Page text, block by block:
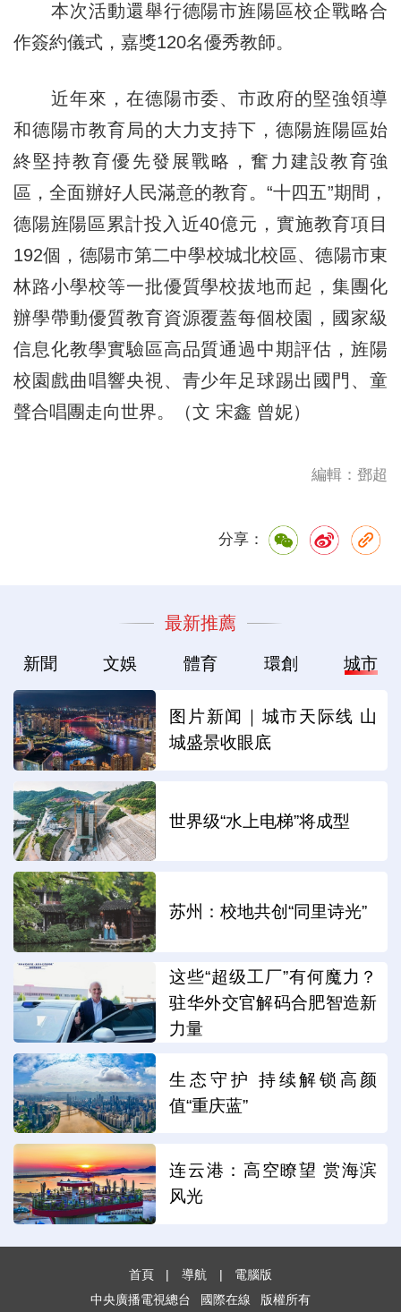
本次活動還舉行德陽市旌陽區校企戰略合
作簽約儀式，嘉獎120名優秀教師。
近年來，在德陽市委、市政府的堅強領導
和德陽市教育局的大力支持下，德陽旌陽區始
終堅持教育優先發展戰略，奮力建設教育強
區，全面辦好人民滿意的教育。“十四五”期間，
德陽旌陽區累計投入近40億元，實施教育項目
192個，德陽市第二中學校城北校區、德陽市東
林路小學校等一批優質學校拔地而起，集團化
辦學帶動優質教育資源覆蓋每個校園，國家級
信息化教學實驗區高品質通過中期評估，旌陽
校園戲曲唱響央視、青少年足球踢出國門、童
聲合唱團走向世界。（文 宋鑫 曾妮）
編輯：鄧超
分享：
最新推薦
新聞 文娛 體育 環創 城市
图片新闻｜城市天际线 山
城盛景收眼底
世界级“水上电梯”将成型
苏州：校地共创“同里诗光”
这些“超级工厂”有何魔力？
驻华外交官解码合肥智造新
力量
生态守护 持续解锁高颜
值“重庆蓝”
连云港：高空瞭望 赏海滨
风光
首頁 | 導航 |
電腦版
中央廣播電視總台
國際在線 版權所有